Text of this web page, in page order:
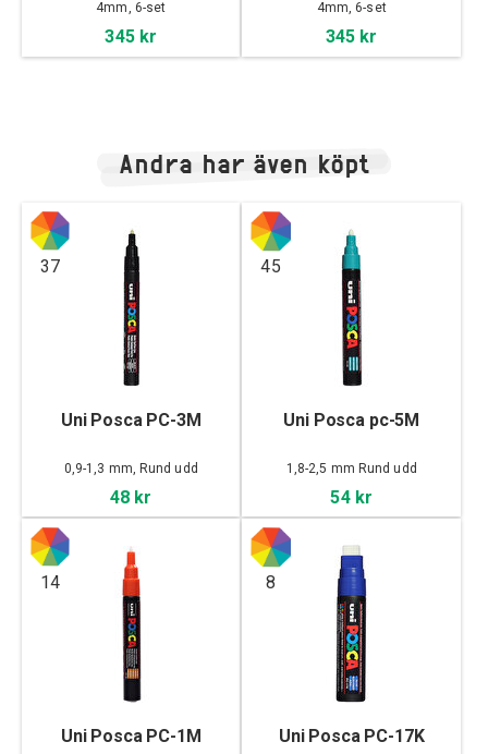
4mm, 6-set
345 kr
4mm, 6-set
345 kr
Andra har även köpt
37
Uni Posca PC-3M
0,9-1,3 mm, Rund udd
48 kr
45
Uni Posca pc-5M
1,8-2,5 mm Rund udd
54 kr
14
Uni Posca PC-1M
8
Uni Posca PC-17K